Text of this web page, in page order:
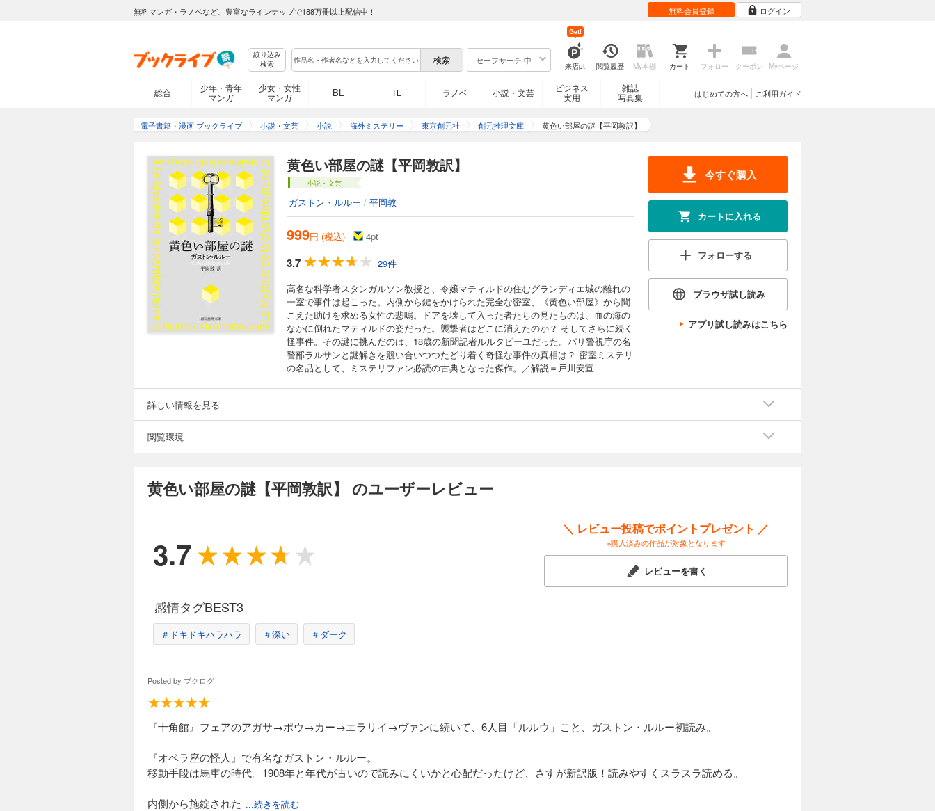
無料マンガ・ラノベなど、豊富なラインナップで188万冊以上配信中！ 無料会員登録 ログイン
絞り込み
検索
セーフサーチ 中
来店pt
Get!
閲覧履歴 My本棚 カート フォロー クーポン Myページ
総合
少年・青年
マンガ
少女・女性
マンガ
BL TL ラノベ 小説・文芸
ビジネス
実用
雑誌
写真集
ご利用ガイド
はじめての方へ
電子書籍・漫画 ブックライブ 小説・文芸 小説 海外ミステリー 東京創元社 創元推理文庫 黄色い部屋の謎【平岡敦訳】
黄色い部屋の謎【平岡敦訳】
小説・文芸
ガストン・ルルー / 平岡敦
999円 (税込) 4pt
3.7
29件
高名な科学者スタンガルソン教授と、令嬢マティルドの住むグランディエ城の離れの
一室で事件は起こった。内側から鍵をかけられた完全な密室、《黄色い部屋》から聞
こえた助けを求める女性の悲鳴。ドアを壊して入った者たちの見たものは、血の海の
なかに倒れたマティルドの姿だった。襲撃者はどこに消えたのか？ そしてさらに続く
怪事件。その謎に挑んだのは、18歳の新聞記者ルルタビーユだった。パリ警視庁の名
警部ラルサンと謎解きを競い合いつつたどり着く奇怪な事件の真相は？ 密室ミステリ
の名品として、ミステリファン必読の古典となった傑作。／解説＝戸川安宣
今すぐ購入
カートに入れる
フォローする
ブラウザ試し読み
アプリ試し読みはこちら
詳しい情報を見る
閲覧環境
黄色い部屋の謎【平岡敦訳】 のユーザーレビュー
3.7
＼ レビュー投稿でポイントプレゼント ／
※購入済みの作品が対象となります
レビューを書く
感情タグBEST3
＃ドキドキハラハラ ＃深い ＃ダーク
Posted by ブクログ
『十角館』フェアのアガサ→ポウ→カー→エラリイ→ヴァンに続いて、6人目「ルルウ」こと、ガストン・ルルー初読み。
『オペラ座の怪人』で有名なガストン・ルルー。
移動手段は馬車の時代。1908年と年代が古いので読みにくいかと心配だったけど、さすが新訳版！読みやすくスラスラ読める。
内側から施錠された ...続きを読む